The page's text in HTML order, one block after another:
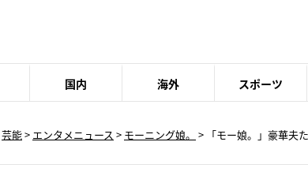
国内 海外 スポーツ
芸能> エンタメニュース > モーニング娘。 > 「モー娘。」豪華夫